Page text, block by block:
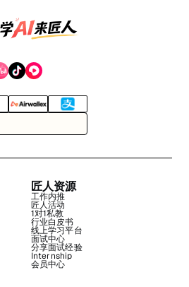
匠人资源
工作内推
匠人活动
1对1私教
行业白皮书
线上学习平台
面试中心
分享面试经验
Internship
会员中心